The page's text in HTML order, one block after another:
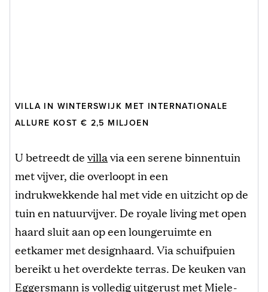
VILLA IN WINTERSWIJK MET INTERNATIONALE
ALLURE KOST € 2,5 MILJOEN
U betreedt devillavia een serene binnentuin
met vijver, die overloopt in een
indrukwekkende hal met vide en uitzicht op de
tuin en natuurvijver. De royale living met open
haard sluit aan op een loungeruimte en
eetkamer met designhaard. Via schuifpuien
bereikt u het overdekte terras. De keuken van
Eggersmann is volledig uitgerust met Miele-